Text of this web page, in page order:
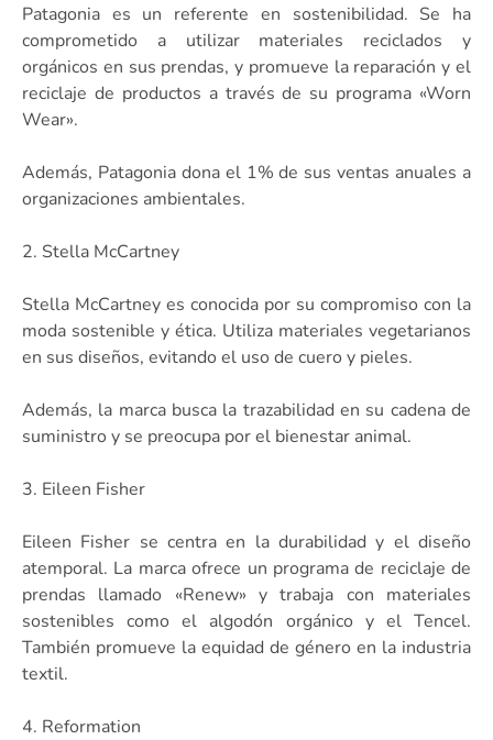
Patagonia es un referente en sostenibilidad. Se ha
comprometido a utilizar materiales reciclados y
orgánicos en sus prendas, y promueve la reparación y el
reciclaje de productos a través de su programa «Worn
Wear».
Además, Patagonia dona el 1% de sus ventas anuales a
organizaciones ambientales.
2. Stella McCartney
Stella McCartney es conocida por su compromiso con la
moda sostenible y ética. Utiliza materiales vegetarianos
en sus diseños, evitando el uso de cuero y pieles.
Además, la marca busca la trazabilidad en su cadena de
suministro y se preocupa por el bienestar animal.
3. Eileen Fisher
Eileen Fisher se centra en la durabilidad y el diseño
atemporal. La marca ofrece un programa de reciclaje de
prendas llamado «Renew» y trabaja con materiales
sostenibles como el algodón orgánico y el Tencel.
También promueve la equidad de género en la industria
textil.
4. Reformation